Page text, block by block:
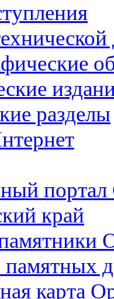
разделы
портал
край
памятных
карта